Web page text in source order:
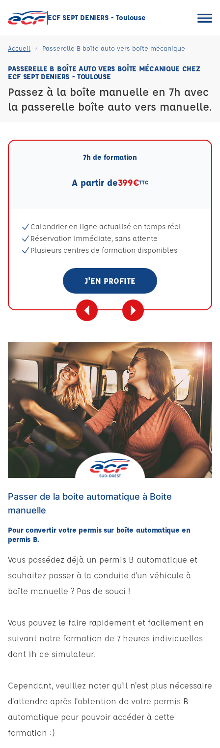
ECF SEPT DENIERS - Toulouse
Accueil Passerelle B boîte auto vers boîte mécanique
PASSERELLE B BOÎTE AUTO VERS BOÎTE MÉCANIQUE CHEZ
ECF SEPT DENIERS - TOULOUSE
Passez à la boîte manuelle en 7h avec
la passerelle boîte auto vers manuelle.
7h de formation
A partir de399€TTC
Calendrier en ligne actualisé en temps réel
Réservation immédiate, sans attente
Plusieurs centres de formation disponibles
J'EN PROFITE
Passer de la boite automatique à Boite
manuelle
Pour convertir votre permis sur boîte automatique en
permis B.
Vous possédez déjà un permis B automatique et
souhaitez passer à la conduite d'un véhicule à
boîte manuelle ? Pas de souci !
Vous pouvez le faire rapidement et facilement en
suivant notre formation de 7 heures individuelles
dont 1h de simulateur.
Cependant, veuillez noter qu'il n'est plus nécessaire
d'attendre après l'obtention de votre permis B
automatique pour pouvoir accéder à cette
formation :)